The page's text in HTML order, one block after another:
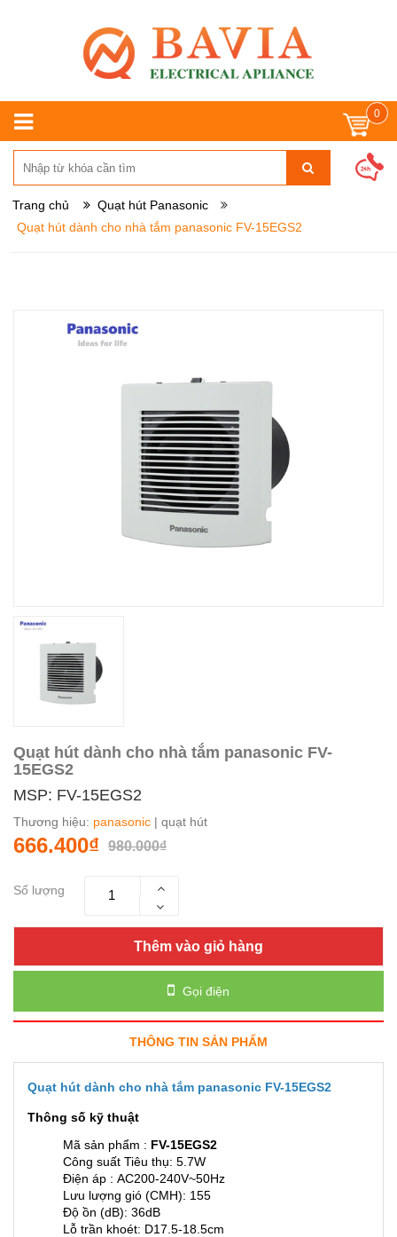
0
Trang chủ
Quạt hút Panasonic
Quạt hút dành cho nhà tắm panasonic FV-15EGS2
Quạt hút dành cho nhà tắm panasonic FV-
15EGS2
MSP: FV-15EGS2
Thương hiệu: panasonic | quạt hút
666.400₫ 980.000₫
Số lượng
Thêm vào giỏ hàng
Gọi điện
THÔNG TIN SẢN PHẨM
Quạt hút dành cho nhà tắm panasonic FV-15EGS2
Thông số kỹ thuật
Mã sản phẩm : FV-15EGS2
Công suất Tiêu thụ: 5.7W
Điện áp : AC200-240V~50Hz
Lưu lượng gió (CMH): 155
Độ ồn (dB): 36dB
Lỗ trần khoét: D17.5-18.5cm